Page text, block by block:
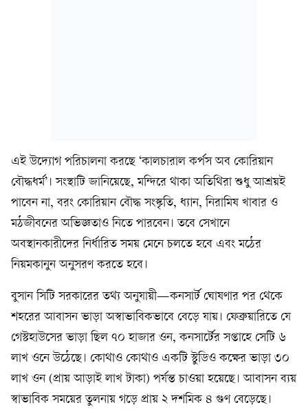
এই উদ্যোগ পরিচালনা করছে ‘কালচারাল কর্পস অব কোরিয়ান
বৌদ্ধধর্ম’। সংস্থাটি জানিয়েছে, মন্দিরে থাকা অতিথিরা শুধু আশ্রয়ই
পাবেন না, বরং কোরিয়ান বৌদ্ধ সংস্কৃতি, ধ্যান, নিরামিষ খাবার ও
মঠজীবনের অভিজ্ঞতাও নিতে পারবেন। তবে সেখানে
অবস্থানকারীদের নির্ধারিত সময় মেনে চলতে হবে এবং মঠের
নিয়মকানুন অনুসরণ করতে হবে।
বুসান সিটি সরকারের তথ্য অনুযায়ী—কনসার্ট ঘোষণার পর থেকে
শহরের আবাসন ভাড়া অস্বাভাবিকভাবে বেড়ে যায়। ফেব্রুয়ারিতে যে
গেস্টহাউসের ভাড়া ছিল ৭০ হাজার ওন, কনসার্টের সপ্তাহে সেটি ৬
লাখ ওনে উঠেছে। কোথাও কোথাও একটি স্টুডিও কক্ষের ভাড়া ৩০
লাখ ওন (প্রায় আড়াই লাখ টাকা) পর্যন্ত চাওয়া হয়েছে। আবাসন ব্যয়
স্বাভাবিক সময়ের তুলনায় গড়ে প্রায় ২ দশমিক ৪ গুণ বেড়েছে।